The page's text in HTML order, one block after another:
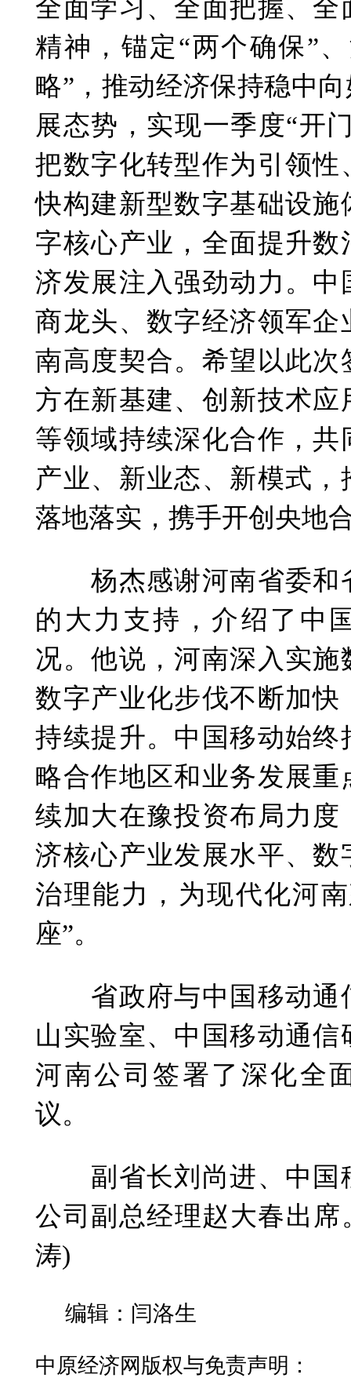
全面学习、全面把握、全
精神，锚定“两个确保”
略”，推动经济保持稳中
展态势，实现一季度“开
把数字化转型作为引领性
快构建新型数字基础设施
字核心产业，全面提升数
济发展注入强劲动力。中
商龙头、数字经济领军企
南高度契合。希望以此次
方在新基建、创新技术应
等领域持续深化合作，共
产业、新业态、新模式
落地落实，携手开创央地
杨杰感谢河南省委和
的大力支持，介绍了中
况。他说，河南深入实施
数字产业化步伐不断加快
持续提升。中国移动始终
略合作地区和业务发展重
续加大在豫投资布局力度
济核心产业发展水平、数
治理能力，为现代化河
座”。
省政府与中国移动通
山实验室、中国移动通
河南公司签署了深化全
议。
副省长刘尚进、中国
公司副总经理赵大春出
涛)
编辑：闫洛生
中原经济网版权与免责声明：